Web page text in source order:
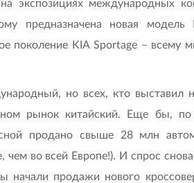
экспозициях международных
предназначена новая модель
поколение KIA Sportage – всему
но всех, кто выставил
рынок китайский. Еще бы, по
продано свыше 28 млн
чем во всей Европе!). И спрос снова
продажи нового